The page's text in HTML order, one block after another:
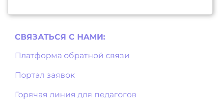
СВЯЗАТЬСЯ С НAМИ:
Платформа обратной связи
Портал заявок
Горячая линия для педагогов